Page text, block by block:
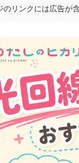
のリンクには広告が